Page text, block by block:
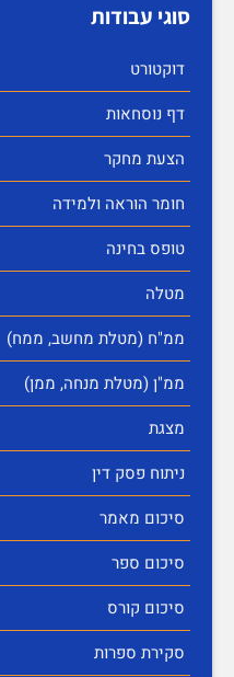
סוגי עבודות
דוקטורט
דף נוסחאות
הצעת מחקר
חומר הוראה ולמידה
טופס בחינה
מטלה
ממ"ח (מטלת מחשב, ממח)
ממ"ן (מטלת מנחה, ממן)
מצגת
ניתוח פסק דין
סיכום מאמר
סיכום ספר
סיכום קורס
סקירת ספרות